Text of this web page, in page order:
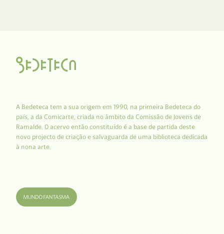
A Bedeteca tem a sua origem em 1990, na primeira Bedeteca do
país, a da Comicarte, criada no âmbito da Comissão de Jovens de
Ramalde. O acervo então constituído é a base de partida deste
novo projecto de criação e salvaguarda de uma biblioteca dedicada
à nona arte.